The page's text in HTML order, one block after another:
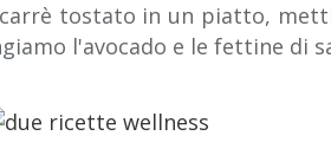
tostato in un piatto,
l'avocado e le fettine di